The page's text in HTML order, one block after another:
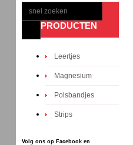
PRODUCTEN
Leertjes
Magnesium
Polsbandjes
Strips
Volg ons op Facebook en